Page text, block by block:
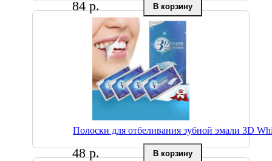
84 р.
Полоски для отбеливания зубной эмали 3D
48 р.